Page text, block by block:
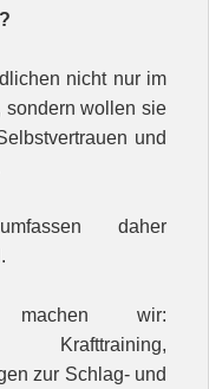
nicht nur im
sondern wollen sie
und
daher
wir:
Krafttraining,
zur Schlag- und